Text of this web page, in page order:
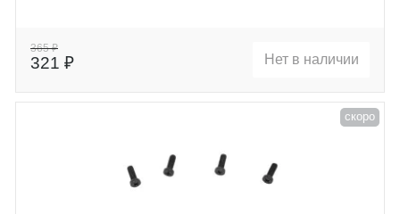
365 ₽
321 ₽ Нет в наличии
скоро